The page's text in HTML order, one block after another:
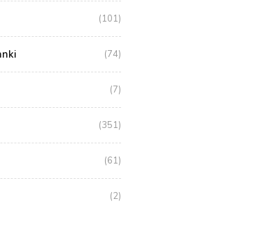
(101)
(74)
(7)
(351)
(61)
(2)